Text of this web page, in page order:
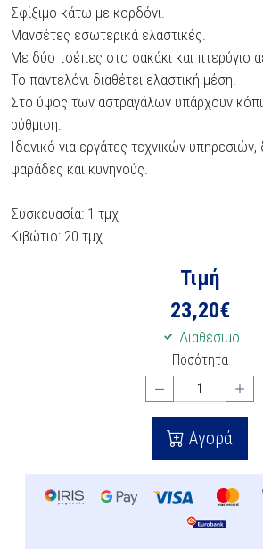
Σφίξιμο κάτω με κορδόνι.
Μανσέτες εσωτερικά ελαστικές.
Με δύο τσέπες στο σακάκι και πτερύγιο
Το παντελόνι διαθέτει ελαστική μέση.
Στο ύψος των αστραγάλων υπάρχουν
ρύθμιση.
Ιδανικό για εργάτες τεχνικών υπηρεσιών,
ψαράδες και κυνηγούς.
Συσκευασία: 1 τμχ
Κιβώτιο: 20 τμχ
Τιμή
23,20€
Διαθέσιμο
Ποσότητα
Αγορά